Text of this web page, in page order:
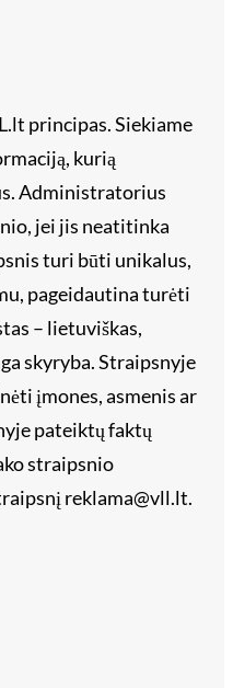
principas. Siekiame
kurią
Administratorius
jei jis neatitinka
turi būti unikalus,
pageidautina turėti
– lietuviškas,
skyryba. Straipsnyje
įmones, asmenis ar
pateiktų faktų
straipsnio
reklama@vll.lt.